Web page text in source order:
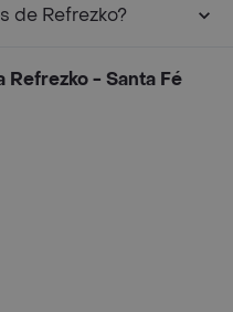
de Refrezko?
Refrezko - Santa Fé